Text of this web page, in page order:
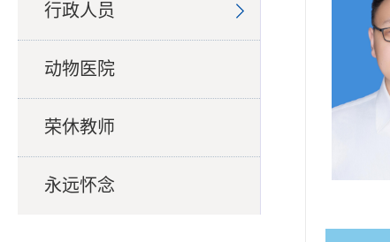
行政人员
动物医院
荣休教师
永远怀念